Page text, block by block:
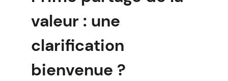
valeur : une
clarification
bienvenue ?